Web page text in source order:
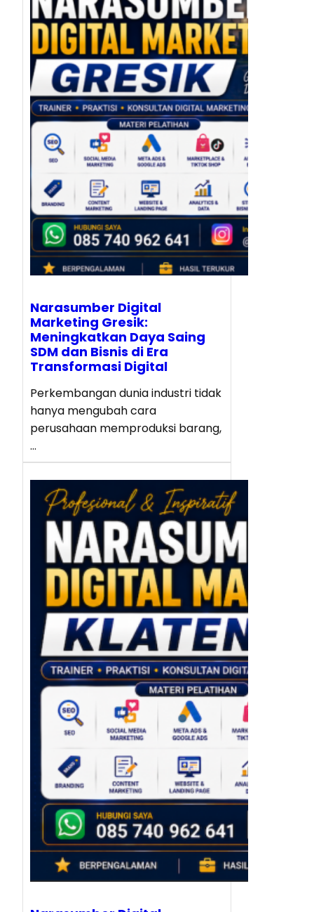
Narasumber Digital
Marketing Gresik:
Meningkatkan Daya Saing
SDM dan Bisnis di Era
Transformasi Digital
Perkembangan dunia industri tidak
hanya mengubah cara
perusahaan memproduksi barang,
…